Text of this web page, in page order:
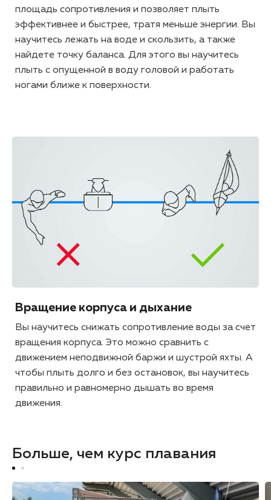
площадь сопротивления и позволяет плыть
эффективнее и быстрее, тратя меньше энергии. Вы
научитесь лежать на воде и скользить, а также
найдете точку баланса. Для этого вы научитесь
плыть с опущенной в воду головой и работать
ногами ближе к поверхности.
Вращение корпуса и дыхание
Вы научитесь снижать сопротивление воды за счет
вращения корпуса. Это можно сравнить с
движением неподвижной баржи и шустрой яхты. А
чтобы плыть долго и без остановок, вы научитесь
правильно и равномерно дышать во время
движения.
Больше, чем курс плавания